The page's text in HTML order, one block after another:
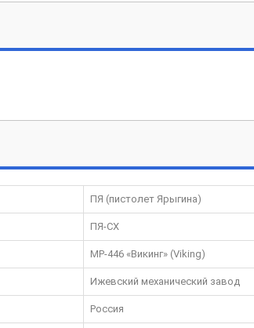
ПЯ (пистолет Ярыгина)
ПЯ-СХ
MP-446 «Викинг» (Viking)
Ижевский механический завод
Россия